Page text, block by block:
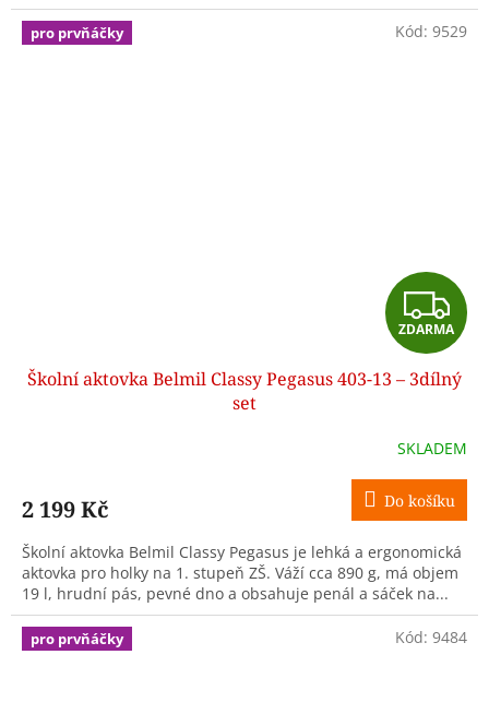
pro prvňáčky
Z
D
A
R
M
A
ZDARMA
Školní aktovka Belmil Classy Pegasus 403-13 – 3dílný
set
SKLADEM
2 199 Kč Do košíku
Školní aktovka Belmil Classy Pegasus je lehká a ergonomická
aktovka pro holky na 1. stupeň ZŠ. Váží cca 890 g, má objem
19 l, hrudní pás, pevné dno a obsahuje penál a sáček na...
Kód: 9529
pro prvňáčky Kód: 9484